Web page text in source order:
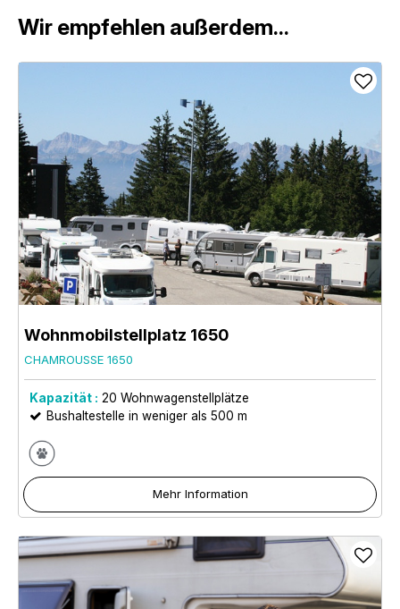
Wir empfehlen außerdem...
Wohnmobilstellplatz 1650
CHAMROUSSE 1650
Kapazität : 20 Wohnwagenstellplätze
Bushaltestelle in weniger als 500 m
Mehr Information